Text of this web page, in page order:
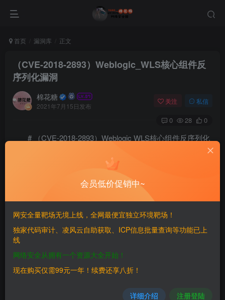
首页 漏洞库 正文
（CVE-2018-2893）Weblogic_WLS核心组件反
序列化漏洞
棉花糖
2021年7月15日发布
关注 私信
0 28 0
# （CVE-2018-2893）Weblogic WLS核心组件反序列化
=============
一、漏洞简介
————
————
会员低价促销中~
网安全量靶场无境上线，全网最便宜独立环境靶场！
独家代码审计、凌风云自助获取、ICP信息批量查询等功能已上
线
网络安全从拥有一个资源大全开始！
现在购买仅需99元一年！续费还享八折！
详细介绍 注册登陆